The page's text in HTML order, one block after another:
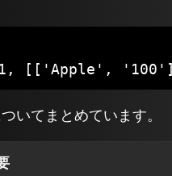
1, [['Apple',
いてまとめています。